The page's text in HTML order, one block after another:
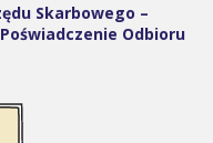
Skarbowego –
Odbioru